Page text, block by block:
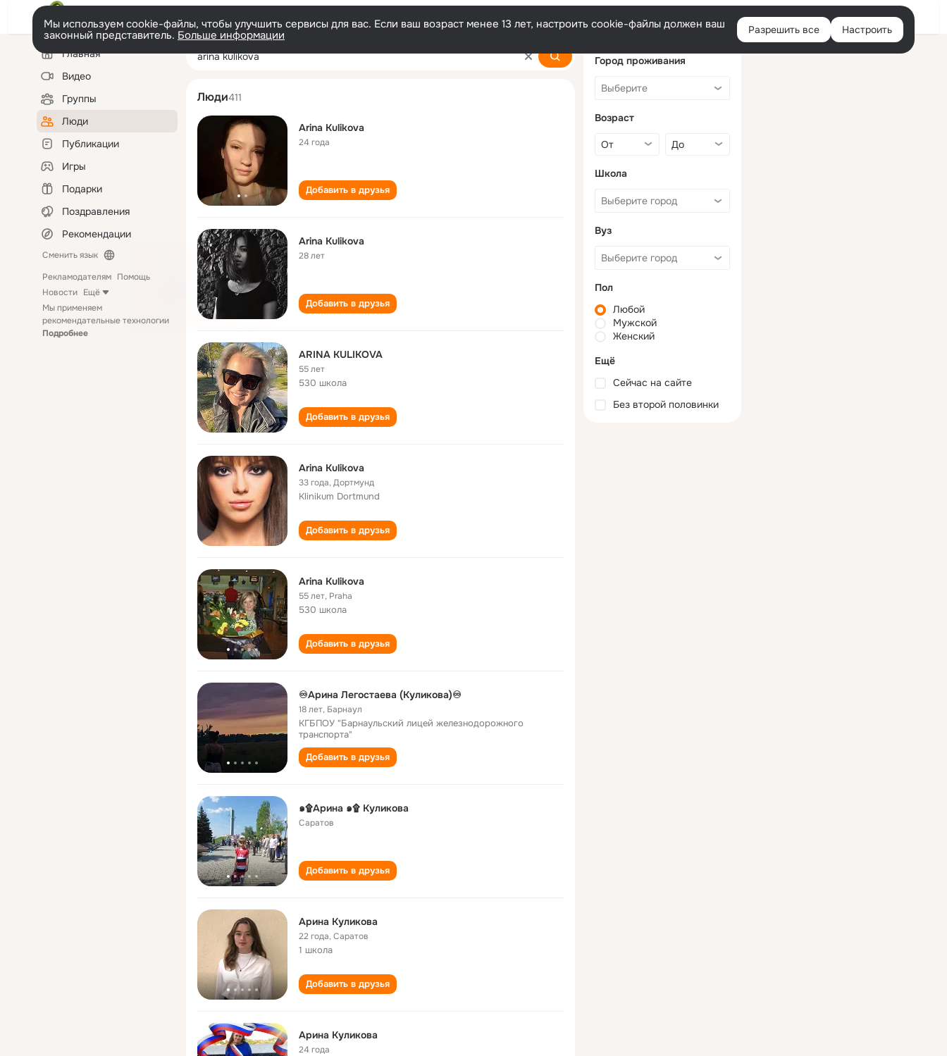
Войти
Мы используем cookie-файлы, чтобы улучшить сервисы для вас. Если ваш возраст менее 13 лет, настроить cookie-файлы должен ваш
законный представитель. Больше информации Разрешить все Настроить
Левая
колонкаГлавная
Видео
Группы
Люди
Публикации
Игры
Подарки
Поздравления
Рекомендации
Сменить язык
Рекламодателям Помощь
Новости Ещё
Мы применяем
рекомендательные технологии
Подробнее
arina kulikova
Люди411
Arina Kulikova
24 года
Добавить в друзья
Arina Kulikova
28 лет
Добавить в друзья
ARINA KULIKOVA
55 лет
530 школа
Добавить в друзья
Arina Kulikova
33 года,Дортмунд
Klinikum Dortmund
Добавить в друзья
Arina Kulikova
55 лет, Praha
530 школа
Добавить в друзья
♾️Арина Легостаева (Куликова)♾️
18 лет, Барнаул
КГБПОУ "Барнаульский лицей железнодорожного
транспорта"
Добавить в друзья
๑۩Арина ๑۩ Куликова
Саратов
Добавить в друзья
Арина Куликова
22 года,Саратов
1 школа
Добавить в друзья
Арина Куликова
24 года
Город проживания
Возраст
Школа
Вуз
Пол
Любой
Мужской
Женский
Ещё
Сейчас на сайте
Без второй половинки